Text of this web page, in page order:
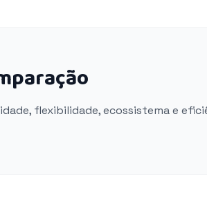
flexibilidade, ecossistema e